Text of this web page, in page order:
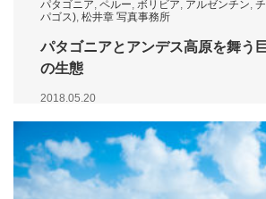
パタゴニア, ペルー, ボリビア, アルゼンチン,
パゴス), 松井章 写真事務所
パタゴニアとアンデス高原を舞う
の生態
2018.05.20